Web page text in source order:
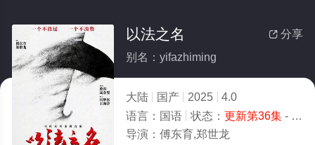
 分享
以法之名
别名：yifazhiming
大陆 国产 2025
4.0
语言： 国语 状态： 更新第36集- 免费在线观看
导演： 傅东育,郑世龙